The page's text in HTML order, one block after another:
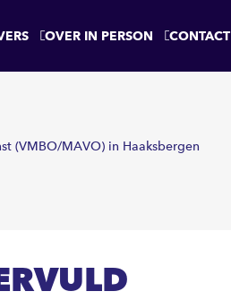
OVER IN PERSON CONTACT
(VMBO/MAVO) in Haaksbergen